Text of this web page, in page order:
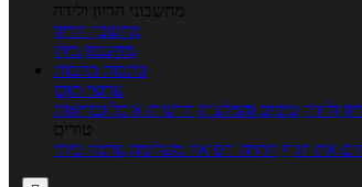
מחשבוני הריון ולידה
מחשבון הריון
מחשבון ביוץ
כתבות כתבות
ערוצי תוכן
ולידה טיפים והמלצות חדשות אוכל ובריאות
טורים
את הגוף הרזיה ורפואה משלימה גורמה ביתי